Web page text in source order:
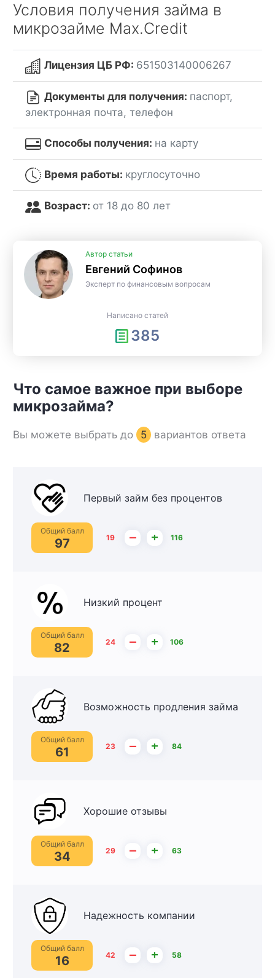
Условия получения займа в
микрозайме Max.Credit
Лицензия ЦБ РФ: 651503140006267
Документы для получения: паспорт,
электронная почта, телефон
Способы получения: на карту
Время работы: круглосуточно
Возраст: от 18 до 80 лет
Автор статьи
Евгений Софинов
Эксперт по финансовым вопросам
Написано статей
385
Что самое важное при выборе
микрозайма?
Вы можете выбрать до 5 вариантов ответа
Первый займ без процентов
Общий балл
97 19 – + 116
Низкий процент
Общий балл
82 24 – + 106
Возможность продления займа
Общий балл
61 23 – + 84
Хорошие отзывы
Общий балл
34 29 – + 63
Надежность компании
Общий балл
16 42 – + 58